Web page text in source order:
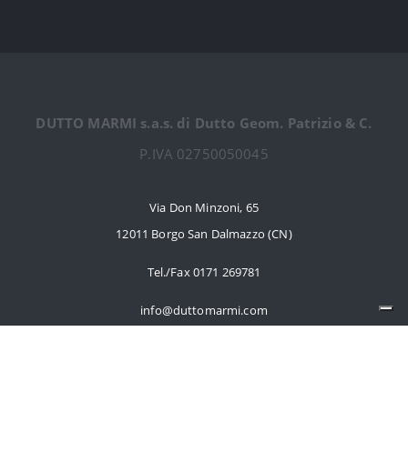
DUTTO MARMI s.a.s. di Dutto Geom. Patrizio & C.
P.IVA 02750050045
Via Don Minzoni, 65
12011 Borgo San Dalmazzo (CN)
Tel./Fax 0171 269781
info@duttomarmi.com